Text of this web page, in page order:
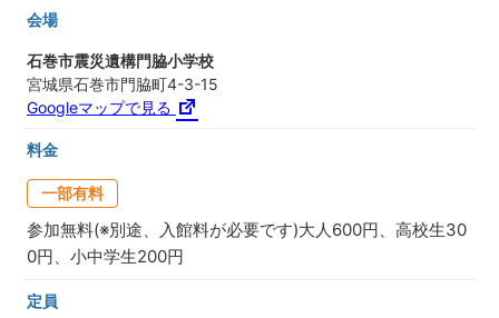
会場
石巻市震災遺構門脇小学校
宮城県石巻市門脇町4-3-15
Googleマップで見る
料金
一部有料
参加無料(※別途、入館料が必要です)大人600円、高校生30
0円、小中学生200円
定員